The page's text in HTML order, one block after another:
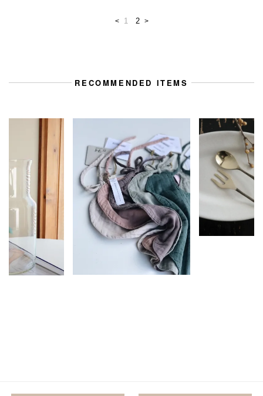
< 1 2 >
RECOMMENDED ITEMS